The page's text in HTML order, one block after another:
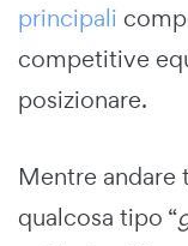
principali
competitive
posizionare.
Mentre
qualcosa tipo “